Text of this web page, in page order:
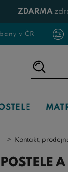
ZDARMA
v ČR
Napište,
co
Kontakt,